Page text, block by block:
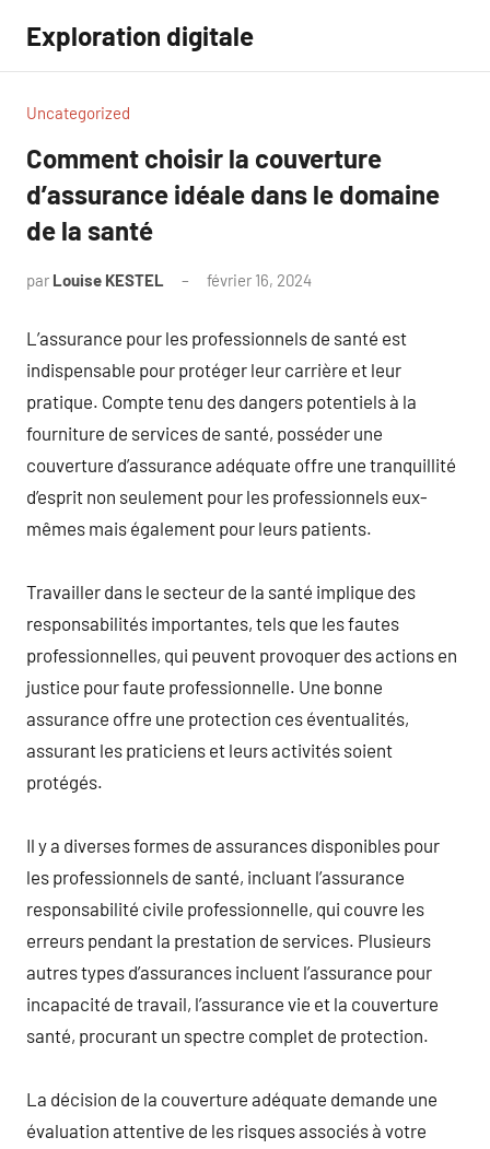
contenu
Exploration digitale
Uncategorized
Comment choisir la couverture
d’assurance idéale dans le domaine
de la santé
par Louise KESTEL février 16, 2024
L’assurance pour les professionnels de santé est
indispensable pour protéger leur carrière et leur
pratique. Compte tenu des dangers potentiels à la
fourniture de services de santé, posséder une
couverture d’assurance adéquate offre une tranquillité
d’esprit non seulement pour les professionnels eux-
mêmes mais également pour leurs patients.
Travailler dans le secteur de la santé implique des
responsabilités importantes, tels que les fautes
professionnelles, qui peuvent provoquer des actions en
justice pour faute professionnelle. Une bonne
assurance offre une protection ces éventualités,
assurant les praticiens et leurs activités soient
protégés.
Il y a diverses formes de assurances disponibles pour
les professionnels de santé, incluant l’assurance
responsabilité civile professionnelle, qui couvre les
erreurs pendant la prestation de services. Plusieurs
autres types d’assurances incluent l’assurance pour
incapacité de travail, l’assurance vie et la couverture
santé, procurant un spectre complet de protection.
La décision de la couverture adéquate demande une
évaluation attentive de les risques associés à votre